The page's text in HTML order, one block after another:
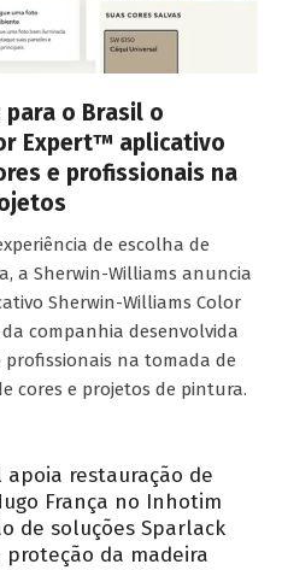
o Brasil o
Expert™ aplicativo
e profissionais na
de escolha de
a Sherwin-Williams anuncia
Sherwin-Williams Color
companhia desenvolvida
na tomada de
cores e projetos de pintura.
apoia restauração de
França no Inhotim
de soluções Sparlack
proteção da madeira